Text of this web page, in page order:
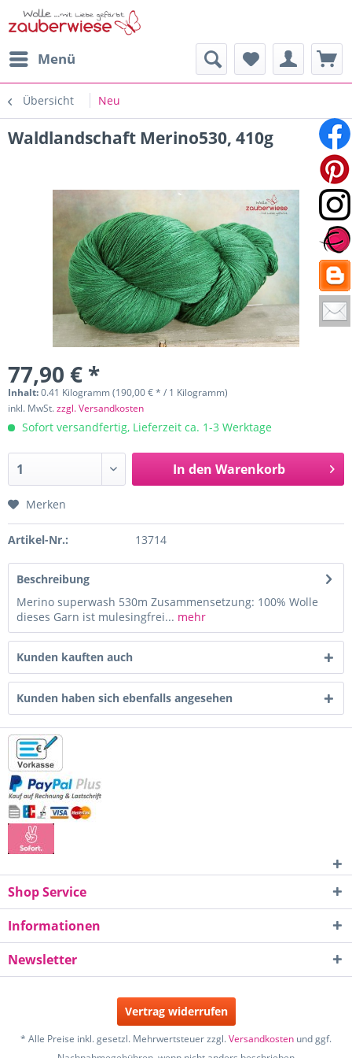
Menü
Übersicht Neu
Waldlandschaft Merino530, 410g
77,90 € *
Inhalt:0.41 Kilogramm (190,00 € * / 1 Kilogramm)
inkl. MwSt.zzgl. Versandkosten
Sofort versandfertig, Lieferzeit ca. 1-3 Werktage
In den Warenkorb
Merken
Artikel-Nr.: 13714
Beschreibung
Merino superwash 530m Zusammensetzung: 100% Wolle
dieses Garn ist mulesingfrei... mehr
Kunden kauften auch
Kunden haben sich ebenfalls angesehen
Shop Service
Informationen
Newsletter
Vertrag widerrufen
* Alle Preise inkl. gesetzl. Mehrwertsteuer zzgl.Versandkosten und ggf.